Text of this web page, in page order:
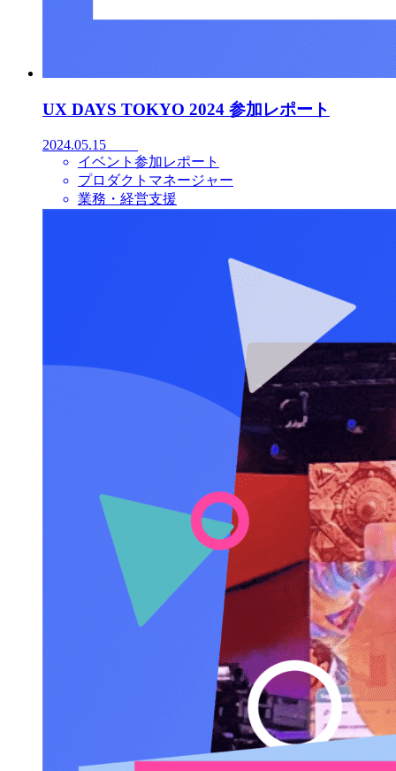
UX DAYS TOKYO 2024 参加レポート
2024.05.15
イベント参加レポート
プロダクトマネージャー
業務・経営支援